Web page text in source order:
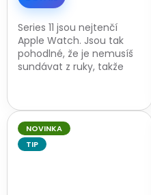
Series 11 jsou nejtenčí
Apple Watch. Jsou tak
pohodlné, že je nemusíš
sundávat z ruky, takže
výdrž – při...
NOVINKA
TIP